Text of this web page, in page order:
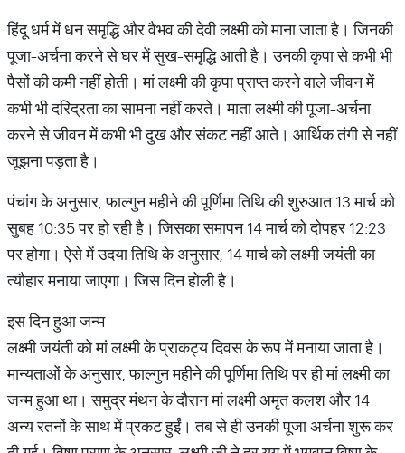
हिंदू धर्म में धन समृद्धि और वैभव की देवी लक्ष्मी को माना जाता है। जिनकी
पूजा-अर्चना करने से घर में सुख-समृद्धि आती है। उनकी कृपा से कभी भी
पैसों की कमी नहीं होती। मां लक्ष्मी की कृपा प्राप्त करने वाले जीवन में
कभी भी दरिद्रता का सामना नहीं करते। माता लक्ष्मी की पूजा-अर्चना
करने से जीवन में कभी भी दुख और संकट नहीं आते। आर्थिक तंगी से नहीं
जूझना पड़ता है।
पंचांग के अनुसार, फाल्गुन महीने की पूर्णिमा तिथि की शुरुआत 13 मार्च को
सुबह 10:35 पर हो रही है। जिसका समापन 14 मार्च को दोपहर 12:23
पर होगा। ऐसे में उदया तिथि के अनुसार, 14 मार्च को लक्ष्मी जयंती का
त्यौहार मनाया जाएगा। जिस दिन होली है।
इस दिन हुआ जन्म
लक्ष्मी जयंती को मां लक्ष्मी के प्राकट्य दिवस के रूप में मनाया जाता है।
मान्यताओं के अनुसार, फाल्गुन महीने की पूर्णिमा तिथि पर ही मां लक्ष्मी का
जन्म हुआ था। समुद्र मंथन के दौरान मां लक्ष्मी अमृत कलश और 14
अन्य रतनों के साथ में प्रकट हुईं। तब से ही उनकी पूजा अर्चना शुरू कर